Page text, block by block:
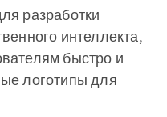
разработки
интеллекта,
быстро и
логотипы для